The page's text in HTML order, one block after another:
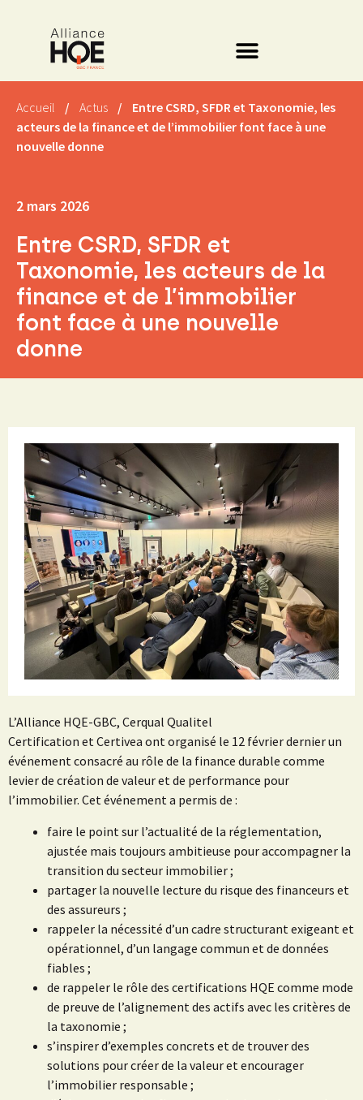
Accueil / Actus /
Entre CSRD, SFDR et Taxonomie, les
acteurs de la finance et de l’immobilier font face à une
nouvelle donne
2 mars 2026
Entre CSRD, SFDR et
Taxonomie, les acteurs de la
finance et de l’immobilier
font face à une nouvelle
donne
L’Alliance HQE-GBC, Cerqual Qualitel
Certification et Certivea ont organisé le 12 février dernier un
événement consacré au rôle de la finance durable comme
levier de création de valeur et de performance pour
l’immobilier. Cet événement a permis de :
faire le point sur l’actualité de la réglementation,
ajustée mais toujours ambitieuse pour accompagner la
transition du secteur immobilier ;
partager la nouvelle lecture du risque des financeurs et
des assureurs ;
rappeler la nécessité d’un cadre structurant exigeant et
opérationnel, d’un langage commun et de données
fiables ;
de rappeler le rôle des certifications HQE comme mode
de preuve de l’alignement des actifs avec les critères de
la taxonomie ;
s’inspirer d’exemples concrets et de trouver des
solutions pour créer de la valeur et encourager
l’immobilier responsable ;